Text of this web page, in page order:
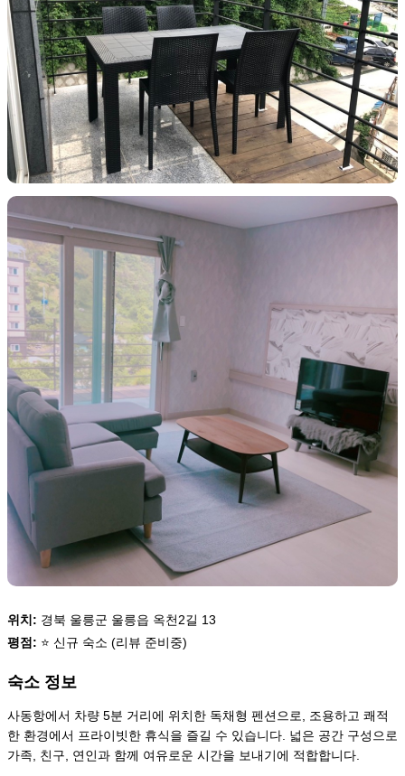
위치: 경북 울릉군 울릉읍 옥천2길 13
평점: ⭐ 신규 숙소 (리뷰 준비중)
숙소 정보
사동항에서 차량 5분 거리에 위치한 독채형 펜션으로, 조용하고 쾌적
한 환경에서 프라이빗한 휴식을 즐길 수 있습니다. 넓은 공간 구성으로
가족, 친구, 연인과 함께 여유로운 시간을 보내기에 적합합니다.